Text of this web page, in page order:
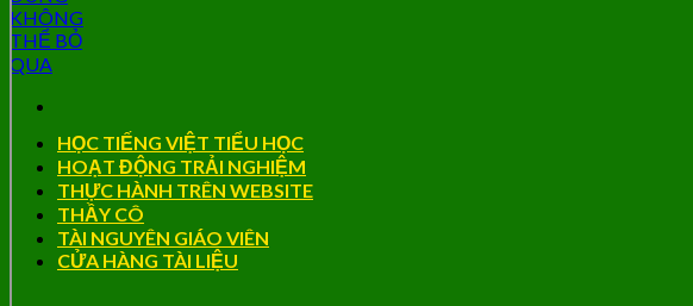
HỌC TIẾNG VIỆT TIỂU HỌC
HOẠT ĐỘNG TRẢI NGHIỆM
THỰC HÀNH TRÊN WEBSITE
THẦY CÔ
TÀI NGUYÊN GIÁO VIÊN
CỬA HÀNG TÀI LIỆU